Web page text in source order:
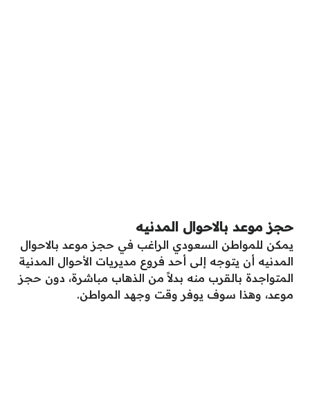
حجز موعد بالاحوال المدنيه
يمكن للمواطن السعودي الراغب في حجز موعد بالاحوال
المدنيه أن يتوجه إلى أحد فروع مديريات الأحوال المدنية
المتواجدة بالقرب منه بدلاً من الذهاب مباشرة، دون حجز
موعد، وهذا سوف يوفر وقت وجهد المواطن.